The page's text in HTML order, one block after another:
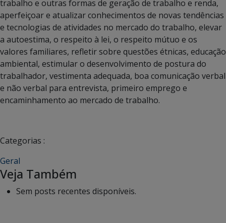
trabalho e outras formas de geração de trabalho e renda,
aperfeiçoar e atualizar conhecimentos de novas tendências
e tecnologias de atividades no mercado do trabalho, elevar
a autoestima, o respeito à lei, o respeito mútuo e os
valores familiares, refletir sobre questões étnicas, educação
ambiental, estimular o desenvolvimento de postura do
trabalhador, vestimenta adequada, boa comunicação verbal
e não verbal para entrevista, primeiro emprego e
encaminhamento ao mercado de trabalho.
Categorias :
Geral
Veja Também
Sem posts recentes disponíveis.